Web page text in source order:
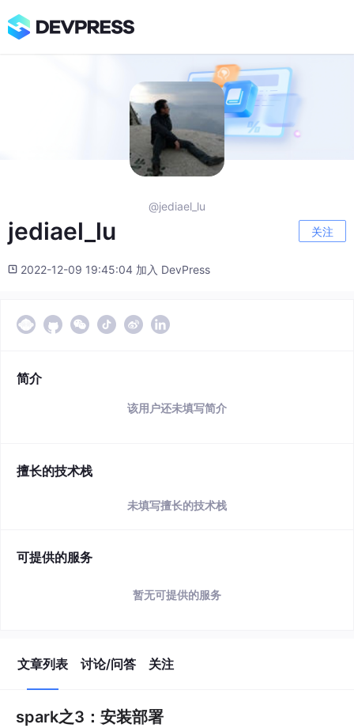
@jediael_lu
jediael_lu 关注
2022-12-09 19:45:04 加入 DevPress
简介
该用户还未填写简介
擅长的技术栈
未填写擅长的技术栈
可提供的服务
暂无可提供的服务
文章列表 讨论/问答 关注
spark之3：安装部署